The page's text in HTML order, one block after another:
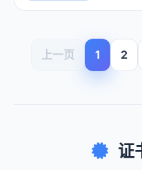
上一页 1 2
证